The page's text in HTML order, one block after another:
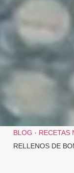
BLOG · RECETAS
RELLENOS DE